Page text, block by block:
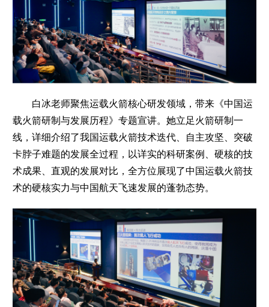
白冰老师聚焦运载火箭核心研发领域，带来《中国运
载火箭研制与发展历程》专题宣讲。她立足火箭研制一
线，详细介绍了我国运载火箭技术迭代、自主攻坚、突破
卡脖子难题的发展全过程，以详实的科研案例、硬核的技
术成果、直观的发展对比，全方位展现了中国运载火箭技
术的硬核实力与中国航天飞速发展的蓬勃态势。